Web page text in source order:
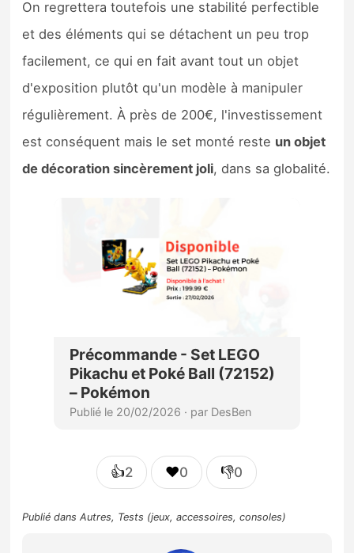
On regrettera toutefois une stabilité perfectible
et des éléments qui se détachent un peu trop
facilement, ce qui en fait avant tout un objet
d'exposition plutôt qu'un modèle à manipuler
régulièrement. À près de 200€, l'investissement
est conséquent mais le set monté reste un objet
de décoration sincèrement joli, dans sa globalité.
👍2 ❤️0 👎0
Publié dansAutres, Tests (jeux, accessoires, consoles)